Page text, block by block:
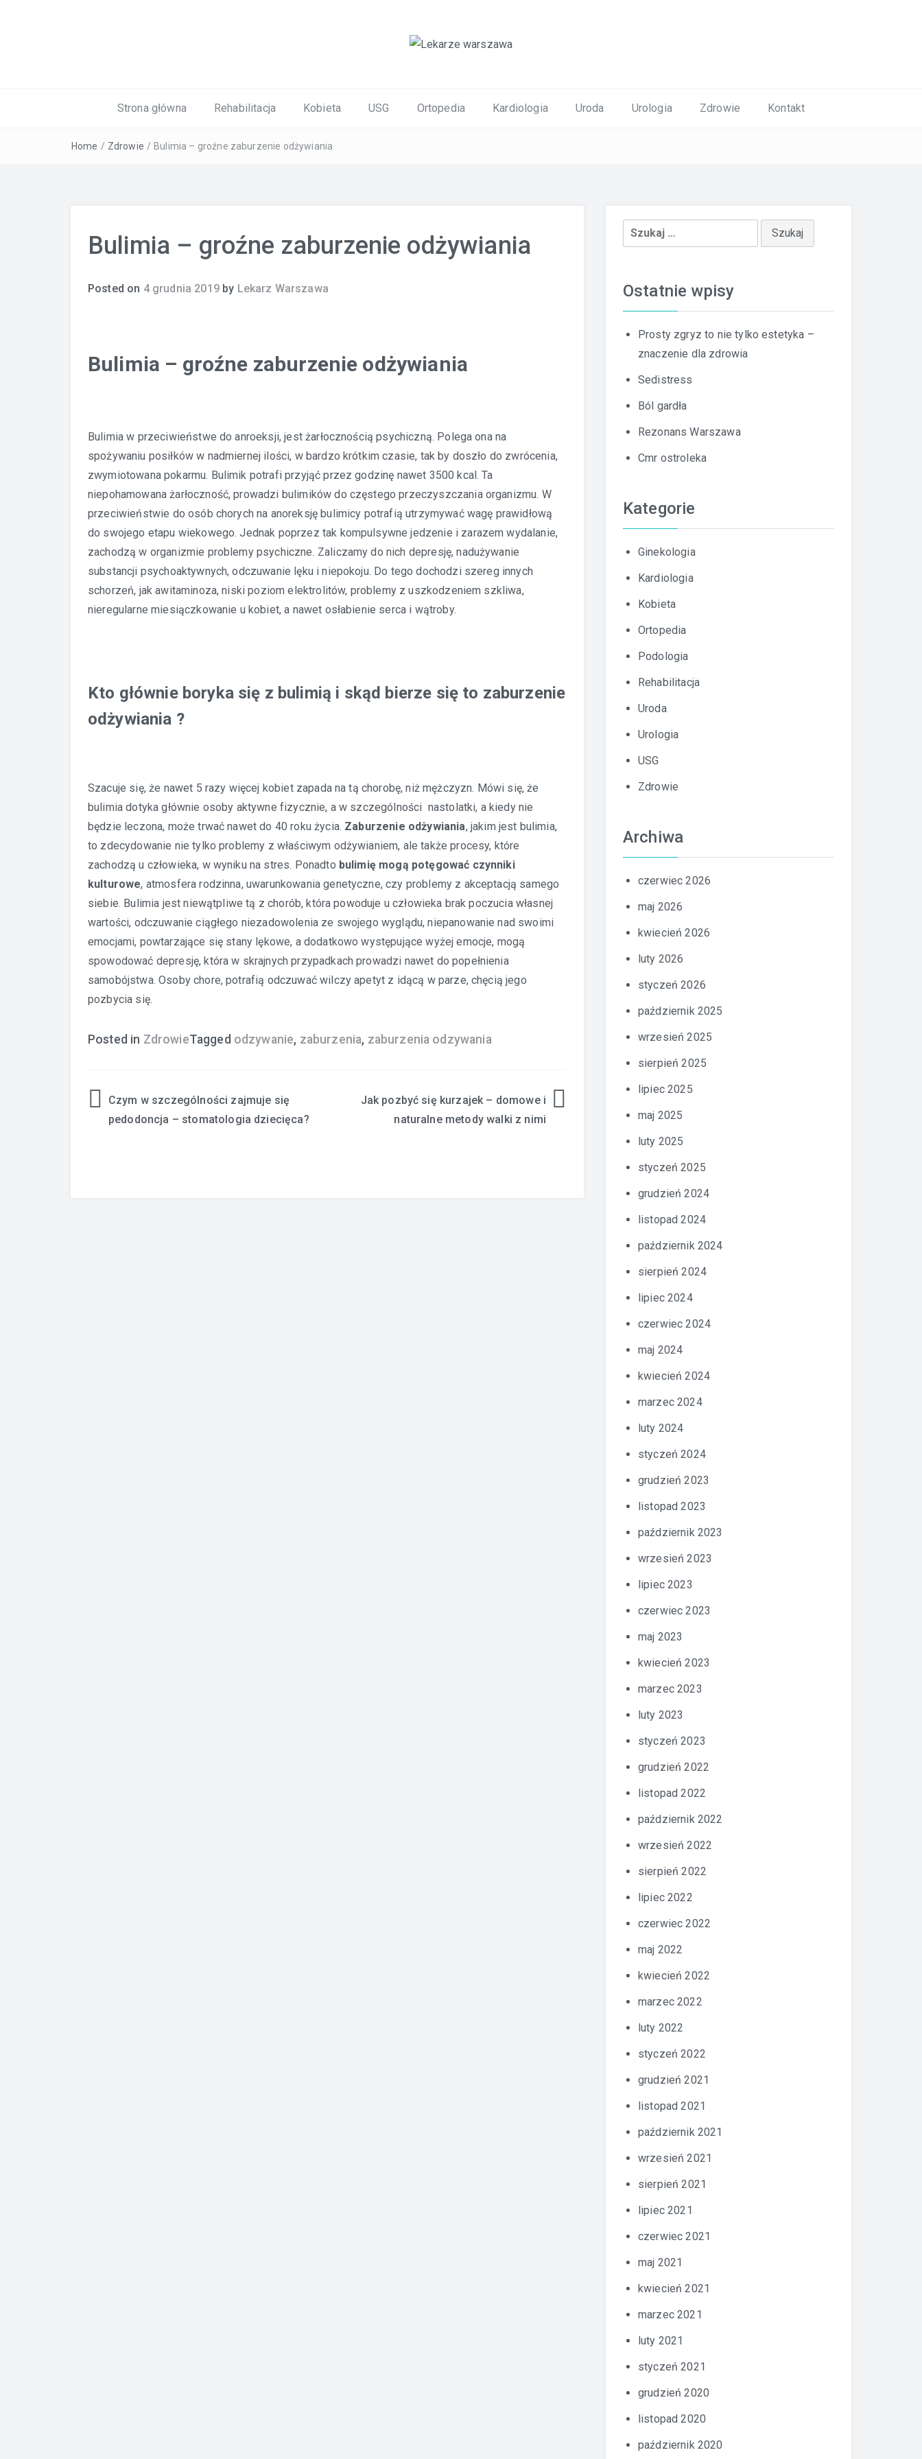
Strona główna Rehabilitacja Kobieta USG Ortopedia Kardiologia Uroda Urologia Zdrowie Kontakt
Home / Zdrowie / Bulimia – groźne zaburzenie odżywiania
Bulimia – groźne zaburzenie odżywiania
Posted on 4 grudnia 2019by Lekarz Warszawa
Bulimia – groźne zaburzenie odżywiania
Bulimia w przeciwieństwe do anroeksji, jest żarłocznością psychiczną. Polega ona na
spożywaniu posiłków w nadmiernej ilości, w bardzo krótkim czasie, tak by doszło do zwrócenia,
zwymiotowana pokarmu. Bulimik potrafi przyjąć przez godzinę nawet 3500 kcal. Ta
niepohamowana żarłoczność, prowadzi bulimików do częstego przeczyszczania organizmu. W
przeciwieństwie do osób chorych na anoreksję bulimicy potrafią utrzymywać wagę prawidłową
do swojego etapu wiekowego. Jednak poprzez tak kompulsywne jedzenie i zarazem wydalanie,
zachodzą w organizmie problemy psychiczne. Zaliczamy do nich depresję, nadużywanie
substancji psychoaktywnych, odczuwanie lęku i niepokoju. Do tego dochodzi szereg innych
schorzeń, jak awitaminoza, niski poziom elektrolitów, problemy z uszkodzeniem szkliwa,
nieregularne miesiączkowanie u kobiet, a nawet osłabienie serca i wątroby.
Kto głównie boryka się z bulimią i skąd bierze się to zaburzenie
odżywiania ?
Szacuje się, że nawet 5 razy więcej kobiet zapada na tą chorobę, niż mężczyzn. Mówi się, że
bulimia dotyka głównie osoby aktywne fizycznie, a w szczególności nastolatki, a kiedy nie
będzie leczona, może trwać nawet do 40 roku życia. Zaburzenie odżywiania, jakim jest bulimia,
to zdecydowanie nie tylko problemy z właściwym odżywianiem, ale także procesy, które
zachodzą u człowieka, w wyniku na stres. Ponadto bulimię mogą potęgować czynniki
kulturowe, atmosfera rodzinna, uwarunkowania genetyczne, czy problemy z akceptacją samego
siebie. Bulimia jest niewątpliwe tą z chorób, która powoduje u człowieka brak poczucia własnej
wartości, odczuwanie ciągłego niezadowolenia ze swojego wyglądu, niepanowanie nad swoimi
emocjami, powtarzające się stany lękowe, a dodatkowo występujące wyżej emocje, mogą
spowodować depresję, która w skrajnych przypadkach prowadzi nawet do popełnienia
samobójstwa. Osoby chore, potrafią odczuwać wilczy apetyt z idącą w parze, chęcią jego
pozbycia się.
Posted in ZdrowieTagged odzywanie, zaburzenia, zaburzenia odzywania
Nawigacja
Czym w szczególności zajmuje się
pedodoncja – stomatologia dziecięca?
Jak pozbyć się kurzajek – domowe i
naturalne metody walki z nimi
Szukaj:
Ostatnie wpisy
Prosty zgryz to nie tylko estetyka –
znaczenie dla zdrowia
Sedistress
Ból gardła
Rezonans Warszawa
Cmr ostroleka
Kategorie
Ginekologia
Kardiologia
Kobieta
Ortopedia
Podologia
Rehabilitacja
Uroda
Urologia
USG
Zdrowie
Archiwa
czerwiec 2026
maj 2026
kwiecień 2026
luty 2026
styczeń 2026
październik 2025
wrzesień 2025
sierpień 2025
lipiec 2025
maj 2025
luty 2025
styczeń 2025
grudzień 2024
listopad 2024
październik 2024
sierpień 2024
lipiec 2024
czerwiec 2024
maj 2024
kwiecień 2024
marzec 2024
luty 2024
styczeń 2024
grudzień 2023
listopad 2023
październik 2023
wrzesień 2023
lipiec 2023
czerwiec 2023
maj 2023
kwiecień 2023
marzec 2023
luty 2023
styczeń 2023
grudzień 2022
listopad 2022
październik 2022
wrzesień 2022
sierpień 2022
lipiec 2022
czerwiec 2022
maj 2022
kwiecień 2022
marzec 2022
luty 2022
styczeń 2022
grudzień 2021
listopad 2021
październik 2021
wrzesień 2021
sierpień 2021
lipiec 2021
czerwiec 2021
maj 2021
kwiecień 2021
marzec 2021
luty 2021
styczeń 2021
grudzień 2020
listopad 2020
październik 2020